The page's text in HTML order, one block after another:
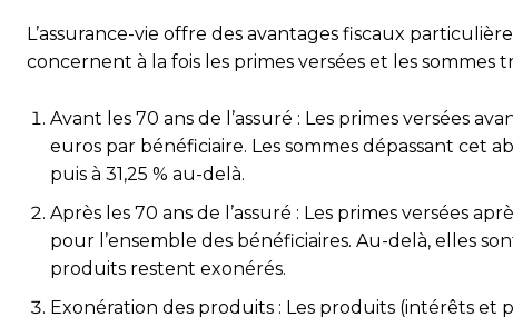
L’assurance-vie offre des avantages fiscaux
concernent à la fois les primes versées et les sommes
Avant les 70 ans de l’assuré : Les primes versées
euros par bénéficiaire. Les sommes dépassant cet
puis à 31,25 % au-delà.
Après les 70 ans de l’assuré : Les primes versées
pour l’ensemble des bénéficiaires. Au-delà, elles
produits restent exonérés.
Exonération des produits : Les produits (intérêts et